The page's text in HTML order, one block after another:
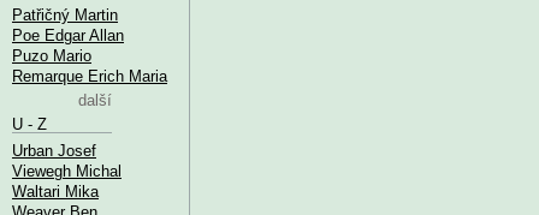
Patřičný Martin
Poe Edgar Allan
Puzo Mario
Remarque Erich Maria
další
U - Z
Urban Josef
Viewegh Michal
Waltari Mika